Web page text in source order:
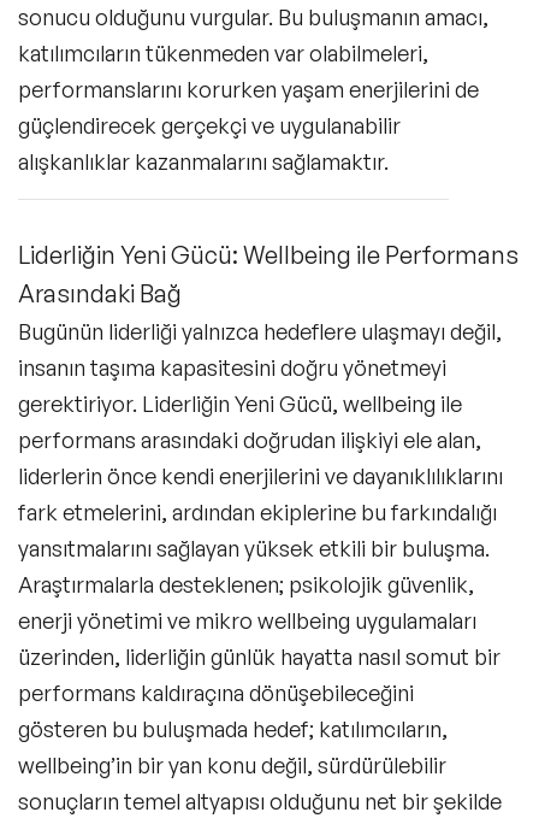
sonucu olduğunu vurgular. Bu buluşmanın amacı,
katılımcıların tükenmeden var olabilmeleri,
performanslarını korurken yaşam enerjilerini de
güçlendirecek gerçekçi ve uygulanabilir
alışkanlıklar kazanmalarını sağlamaktır.
Liderliğin Yeni Gücü: Wellbeing ile Performans
Arasındaki Bağ
Bugünün liderliği yalnızca hedeflere ulaşmayı değil,
insanın taşıma kapasitesini doğru yönetmeyi
gerektiriyor. Liderliğin Yeni Gücü, wellbeing ile
performans arasındaki doğrudan ilişkiyi ele alan,
liderlerin önce kendi enerjilerini ve dayanıklılıklarını
fark etmelerini, ardından ekiplerine bu farkındalığı
yansıtmalarını sağlayan yüksek etkili bir buluşma.
Araştırmalarla desteklenen; psikolojik güvenlik,
enerji yönetimi ve mikro wellbeing uygulamaları
üzerinden, liderliğin günlük hayatta nasıl somut bir
performans kaldıraçına dönüşebileceğini
gösteren bu buluşmada hedef; katılımcıların,
wellbeing’in bir yan konu değil, sürdürülebilir
sonuçların temel altyapısı olduğunu net bir şekilde